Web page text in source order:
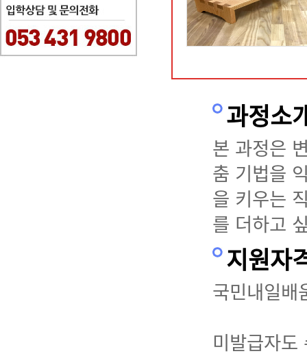
과정소
본 과정은
춤 기법을
을 키우는
를 더하고
지원자
국민내일배
미발급자도